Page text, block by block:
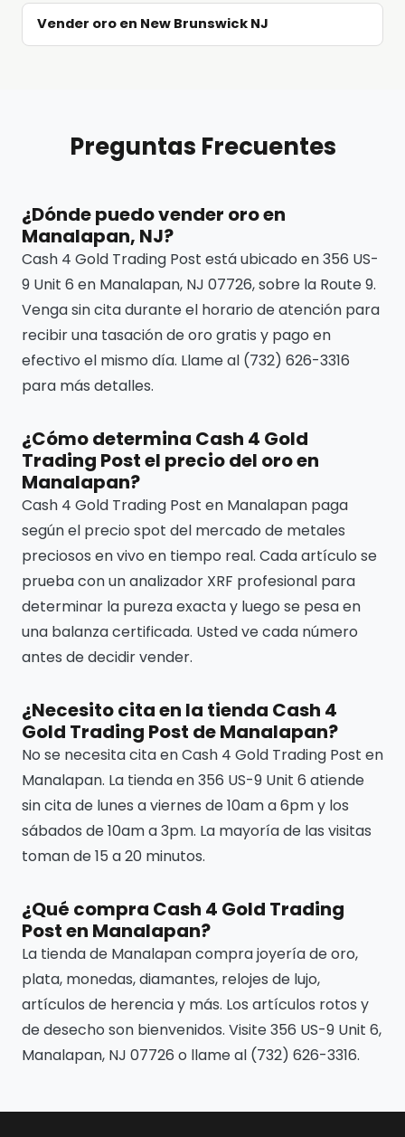
Vender oro en New Brunswick NJ
Preguntas Frecuentes
¿Dónde puedo vender oro en
Manalapan, NJ?
Cash 4 Gold Trading Post está ubicado en 356 US-
9 Unit 6 en Manalapan, NJ 07726, sobre la Route 9.
Venga sin cita durante el horario de atención para
recibir una tasación de oro gratis y pago en
efectivo el mismo día. Llame al (732) 626-3316
para más detalles.
¿Cómo determina Cash 4 Gold
Trading Post el precio del oro en
Manalapan?
Cash 4 Gold Trading Post en Manalapan paga
según el precio spot del mercado de metales
preciosos en vivo en tiempo real. Cada artículo se
prueba con un analizador XRF profesional para
determinar la pureza exacta y luego se pesa en
una balanza certificada. Usted ve cada número
antes de decidir vender.
¿Necesito cita en la tienda Cash 4
Gold Trading Post de Manalapan?
No se necesita cita en Cash 4 Gold Trading Post en
Manalapan. La tienda en 356 US-9 Unit 6 atiende
sin cita de lunes a viernes de 10am a 6pm y los
sábados de 10am a 3pm. La mayoría de las visitas
toman de 15 a 20 minutos.
¿Qué compra Cash 4 Gold Trading
Post en Manalapan?
La tienda de Manalapan compra joyería de oro,
plata, monedas, diamantes, relojes de lujo,
artículos de herencia y más. Los artículos rotos y
de desecho son bienvenidos. Visite 356 US-9 Unit 6,
Manalapan, NJ 07726 o llame al (732) 626-3316.